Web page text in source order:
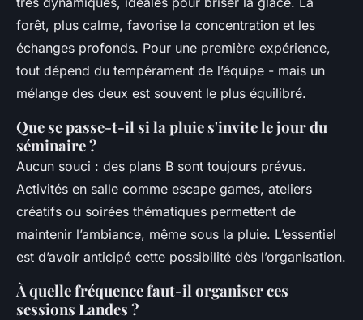
forêt, plus calme, favorise la concentration et les
échanges profonds. Pour une première expérience,
tout dépend du tempérament de l’équipe - mais un
mélange des deux est souvent le plus équilibré.
Que se passe-t-il si la pluie s'invite le jour du
séminaire ?
Aucun souci : des plans B sont toujours prévus.
Activités en salle comme escape games, ateliers
créatifs ou soirées thématiques permettent de
maintenir l’ambiance, même sous la pluie. L’essentiel
est d’avoir anticipé cette possibilité dès l’organisation.
À quelle fréquence faut-il organiser ces
sessions Landes ?